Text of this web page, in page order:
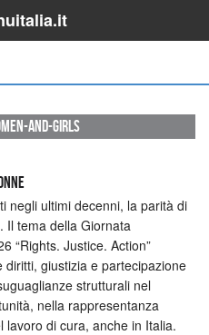
and-girls
negli ultimi decenni, la parità di
Il tema della Giornata
“Rights. Justice. Action”
diritti, giustizia e partecipazione
strutturali nel
nella rappresentanza
lavoro di cura, anche in Italia.